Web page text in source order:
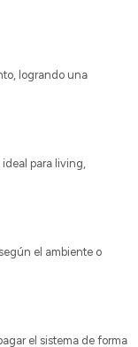
logrando una
para living,
el ambiente o
el sistema de forma